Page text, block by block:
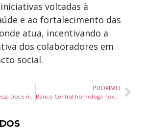
voltadas à
e ao fortalecimento das
atua, incentivando a
dos colaboradores em
social.
Panqueca de Travessa Doce na Air Fryer: receita prática com morango, banana e chocolate para o café da manhã
PRÓXIMO
Banco Central homologa novo Conselho de Administração do Sicoob Central SC/RS